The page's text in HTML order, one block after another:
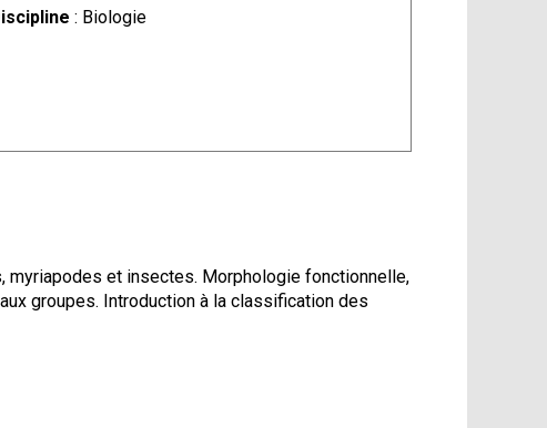
: Biologie
myriapodes et insectes. Morphologie fonctionnelle,
groupes. Introduction à la classification des